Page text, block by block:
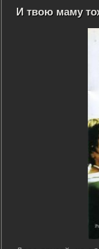
И твою маму